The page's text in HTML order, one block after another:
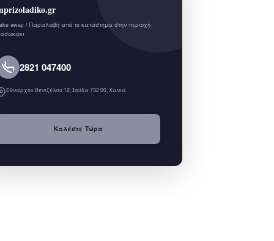
away / Παραλαβή από το κατάστημα στην περιοχή
2821 047400
Εθνάρχου Βενιζέλου 12, Σούδα 732 00, Χανιά
Καλέστε Τώρα